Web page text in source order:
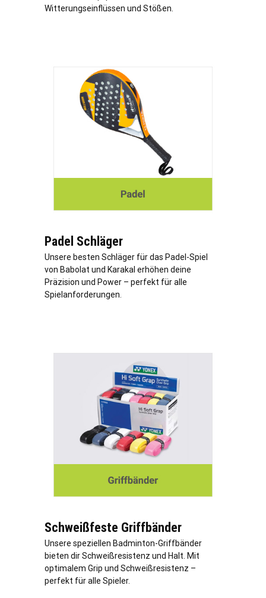
Witterungseinflüssen und Stößen.
Padel Schläger
Unsere besten Schläger für das Padel-Spiel
von Babolat und Karakal erhöhen deine
Präzision und Power – perfekt für alle
Spielanforderungen.
Schweißfeste Griffbänder
Unsere speziellen Badminton-Griffbänder
bieten dir Schweißresistenz und Halt. Mit
optimalem Grip und Schweißresistenz –
perfekt für alle Spieler.